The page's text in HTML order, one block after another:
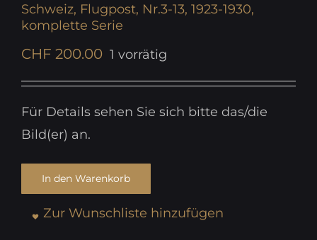
Schweiz, Flugpost, Nr.3-13, 1923-1930,
komplette Serie
CHF 200.00 1 vorrätig
Für Details sehen Sie sich bitte das/die
Bild(er) an.
In den Warenkorb
Zur Wunschliste hinzufügen